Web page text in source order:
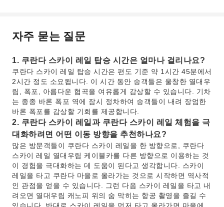
자주 묻는 질문
1. 쿠란다 스카이 레일 탑승 시간은 얼마나 걸리나요?
쿠란다 스카이 레일 탑승 시간은 편도 기준 약 1시간 45분에서
2시간 정도 소요됩니다. 이 시간 동안 승객들은 울창한 열대우
림, 폭포, 아름다운 협곡을 여유롭게 감상할 수 있습니다. 기차
는 종종 바론 폭포 역에 잠시 정차하여 승객들이 내려 장엄한
바론 폭포를 감상할 기회를 제공합니다.
2. 쿠란다 스카이 레일과 쿠란다 스카이 레일 체험을 극
대화하려면 어떤 이동 방향을 추천하나요?
많은 방문객들이 쿠란다 스카이 레일을 한 방향으로, 쿠란다
스카이 레일 열대우림 케이블카를 다른 방향으로 이용하는 것
이 경험을 극대화하는 데 도움이 된다고 생각합니다. 스카이
레일을 타고 쿠란다 마을로 올라가는 것으로 시작하면 역사적
인 관점을 얻을 수 있습니다. 그런 다음 스카이 레일을 타고 내
려오면 열대우림 캐노피 위의 숨 막히는 항공 촬영을 즐길 수